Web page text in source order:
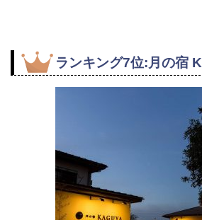
ランキング7位:月の宿